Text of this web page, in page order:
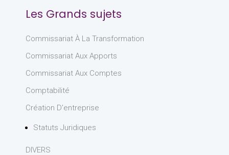
Les Grands sujets
Commissariat À La Transformation
Commissariat Aux Apports
Commissariat Aux Comptes
Comptabilité
Création D'entreprise
Statuts Juridiques
DIVERS